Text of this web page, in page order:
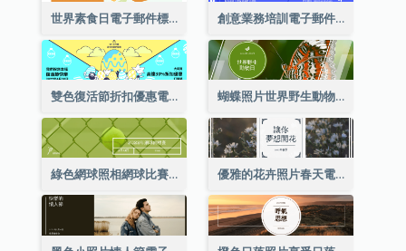
世界素食日電子郵件標題 創意業務培訓電子郵件標題
雙色復活節折扣優惠電郵標題 蝴蝶照片世界野生動物日電子郵件標題
綠色網球照相網球比賽電子郵件標頭 優雅的花卉照片春天電子郵件標題